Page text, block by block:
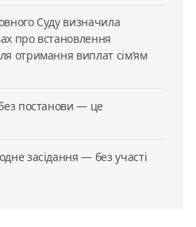
Суду визначила
про встановлення
отримання виплат сім’ям
постанови — це
засідання — без участі